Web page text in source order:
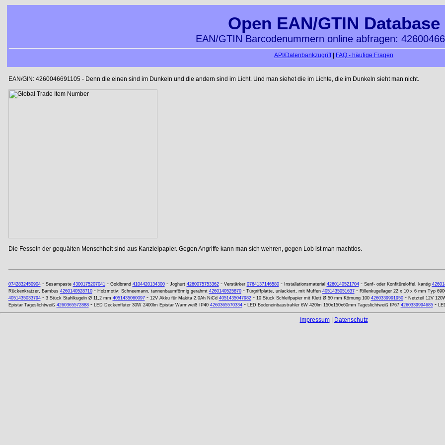
Open EAN/GTIN Database
EAN/GTIN Barcodenummern online abfragen:
API/Datenbankzugriff| FAQ - häufige Fragen
EAN/GIN: 4260046691105 - Denn die einen sind im Dunkeln und die andern sind im Licht. Und man siehet die im Lichte, die im Dunkeln sieht man nicht.
Die Fesseln der gequälten Menschheit sind aus Kanzleipapier. Gegen Angriffe kann man sich wehren, gegen Lob ist man machtlos.
0742832450904- Sesampaste 4300175207041- Goldbrand 4104420134300- Joghurt 4260075753362- Verstärker 0764137146580- Installationsmaterial 4260140521704- Senf- oder Konfitürelöffel, kantig
Rückenkratzer, Bambus 4260140528710- Holzmotiv: Schneemann, tannenbaumförmig gerahmt 4260140525870- Türgriffplatte, unlackiert, mit Muffen 4051435051637- Rillenkugellager 22 x 10 x 6 mm Typ
4051435033794- 3 Stück Stahlkugeln Ø 11,2 mm 4051435060097- 12V Akku für Makita 2,0Ah NiCd 4051435047982- 10 Stück Schleifpapier mit Klett Ø 50 mm Körnung 100 4260339991950- Netzteil 12V
Epistar Tageslichtweiß 4260365572888- LED Deckenfluter 30W 2400lm Epistar Warmweiß IP40 4260365570334- LED Bodeneinbaustrahler 6W 420lm 150x150x60mm Tageslichtweiß IP67 4260339994685-
Impressum| Datenschutz